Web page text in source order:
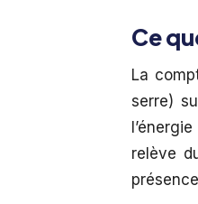
Ce
La
serre)
relève